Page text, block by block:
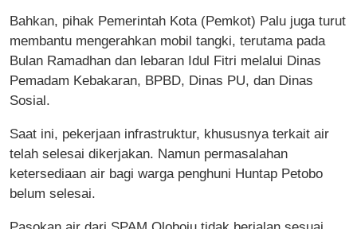
Bahkan, pihak Pemerintah Kota (Pemkot) Palu juga turut
membantu mengerahkan mobil tangki, terutama pada
Bulan Ramadhan dan lebaran Idul Fitri melalui Dinas
Pemadam Kebakaran, BPBD, Dinas PU, dan Dinas
Sosial.
Saat ini, pekerjaan infrastruktur, khususnya terkait air
telah selesai dikerjakan. Namun permasalahan
ketersediaan air bagi warga penghuni Huntap Petobo
belum selesai.